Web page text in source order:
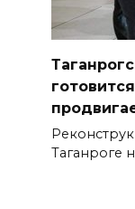
Таганроге